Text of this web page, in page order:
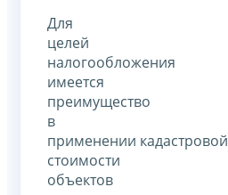
Для
целей
налогообложения
имеется
преимущество
в
применении кадастровой
стоимости
объектов